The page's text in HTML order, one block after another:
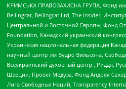
КРИМСЬКА ПРАВОЗАХИСНА ГРУПА, Фонд
Bellingcat, Bellingcat Ltd, The Insider,
Центральной и Восточной Европы, Фонд
Foundation, Канадский украинский
Украинская национальная федерация
научный центр им Вудро Вильсона,
Всеукраинский духовный центр , Риддл,
Швеции, Проект Медуза, Фонд Андрея
Лига Свободных Наций, Transparеncy